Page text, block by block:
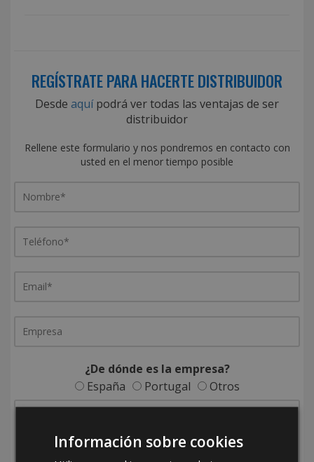
REGÍSTRATE PARA HACERTE DISTRIBUIDOR
Desde aquípodrá ver todas las ventajas de ser
distribuidor
Rellene este formulario y nos pondremos en contacto con
usted en el menor tiempo posible
¿De dónde es la empresa?
España
Portugal Otros
Información sobre cookies